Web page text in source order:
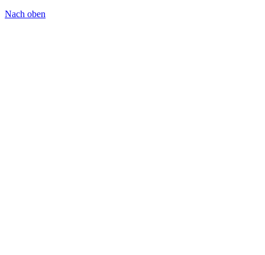
Nach oben